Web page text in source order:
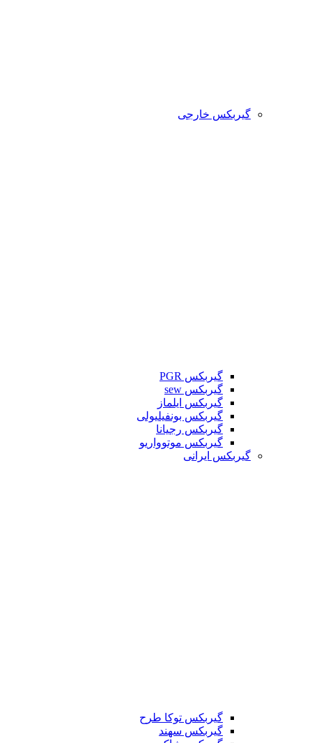
گیربکس خارجی
گیربکس PGR
گیربکس sew
گیربکس ایلماز
گیربکس بونفیلیولی
گیربکس رجیانا
گیربکس موتوواریو
گیربکس ایرانی
گیربکس توکا طرح
گیربکس سهند